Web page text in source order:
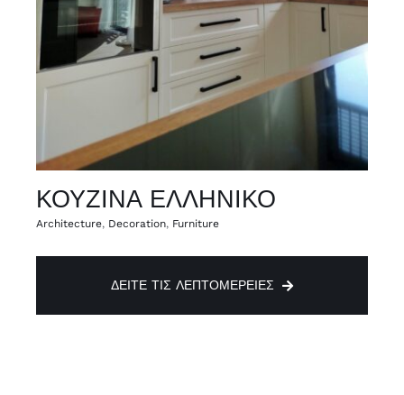
ΚΟΥΖΙΝΑ ΕΛΛΗΝΙΚΟ
Architecture, Decoration, Furniture
ΔΕΊΤΕ ΤΙΣ ΛΕΠΤΟΜΈΡΕΙΕΣ